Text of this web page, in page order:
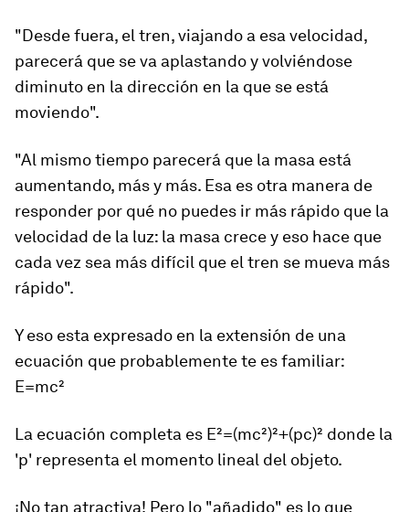
"Desde fuera, el tren, viajando a esa velocidad,
parecerá que se va aplastando yvolviéndose
diminuto en la dirección en la que se está
moviendo".
"Al mismo tiempo parecerá que la masa está
aumentando, más y más. Esa es otra manera de
responder por qué no puedes ir más rápido que la
velocidad de la luz: la masa crece y eso hace que
cada vez sea más difícil que el tren se mueva más
rápido".
Y eso esta expresado en la extensión de una
ecuación que probablemente te es familiar:
E=mc²
La ecuación completa es E²=(mc²)²+(pc)² donde la
'p' representa el momento lineal del objeto.
¡No tan atractiva! Pero lo "añadido" es lo que